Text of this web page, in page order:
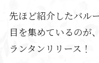
先ほど紹介したバル
目を集めているのが
ランタンリリース！